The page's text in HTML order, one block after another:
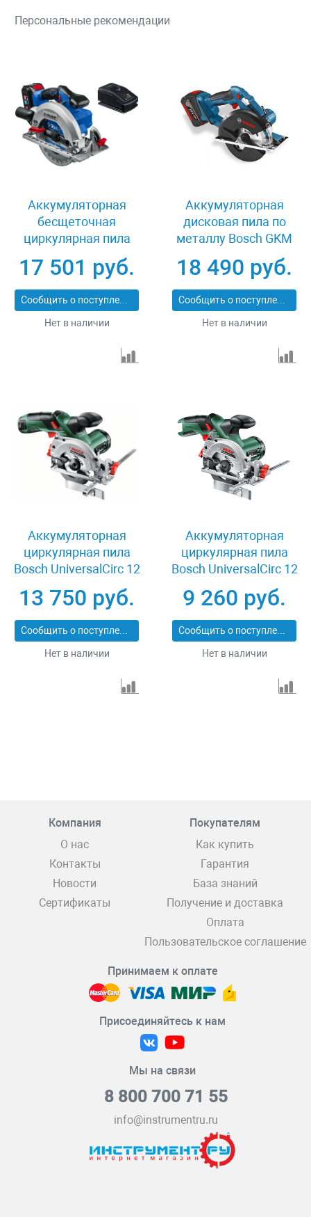
Персональные рекомендации
Аккумуляторная
бесщеточная
циркулярная пила
Зубр CPB-190-41
17 501 руб.
Сообщить о поступлении
Нет в наличии
Аккумуляторная
дисковая пила по
металлу Bosch GKM
18 V-LI 06016A4001
18 490 руб.
Сообщить о поступлении
Нет в наличии
Аккумуляторная
циркулярная пила
Bosch UniversalCirc 12
13 750 руб.
Сообщить о поступлении
Нет в наличии
Аккумуляторная
циркулярная пила
Bosch UniversalCirc 12
9 260 руб.
Сообщить о поступлении
Нет в наличии
Компания
О нас
Контакты
Новости
Сертификаты
Покупателям
Как купить
Гарантия
База знаний
Получение и доставка
Оплата
Пользовательское соглашение
Принимаем к оплате
Присоединяйтесь к нам
Мы на связи
8 800 700 71 55
info@instrumentru.ru